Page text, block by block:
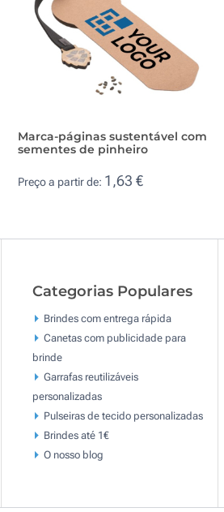
Marca-páginas sustentável com
sementes de pinheiro
Preço a partir de: 1,63 €
Categorias Populares
Brindes com entrega rápida
Canetas com publicidade para
brinde
Garrafas reutilizáveis
personalizadas
Pulseiras de tecido personalizadas
Brindes até 1€
O nosso blog